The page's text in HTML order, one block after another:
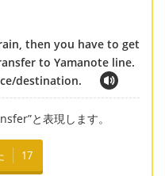
then you have to get
to Yamanote line.
destination.
と表現します。
17